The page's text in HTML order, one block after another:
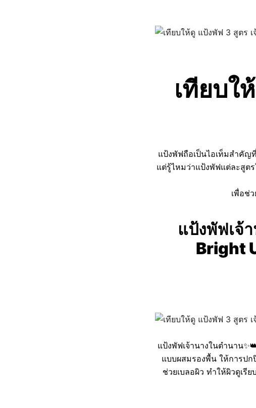
เทียบใ
แป้งพัฟถือเป็นไอเท็มสำคัญ
แต่รู้ไหมว่าแป้งพัฟแต่ละสูต
เพื่อช่
แป้งพัฟเจ้
Bright
แป้งพัฟเจ้านางในตำนาน
แบบผสมรองพื้น ให้การปก
ช่วยเบลอผิว ทำให้ผิวดูเรี